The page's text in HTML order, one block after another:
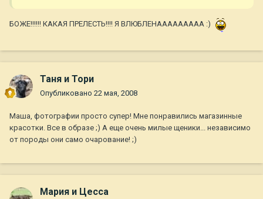
БОЖЕ!!!!!! КАКАЯ ПРЕЛЕСТЬ!!!! Я ВЛЮБЛЕНААААААААА :)
Таня и Тори
Опубликовано 22 мая, 2008
Маша, фотографии просто супер! Мне понравились магазинные
красотки. Все в образе ;) А еще очень милые щеники... независимо
от породы они само очарование! ;)
Мария и Цесса